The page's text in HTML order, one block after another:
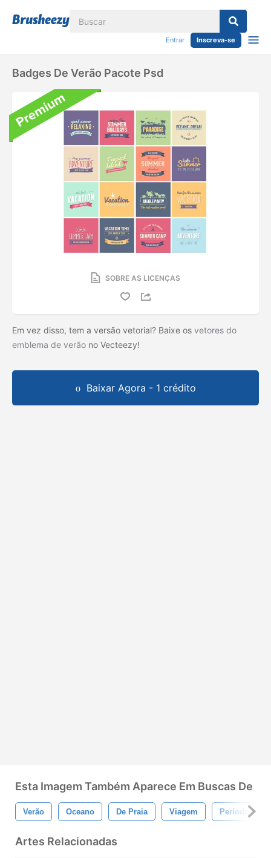
Entrar Inscreva-se
Badges De Verão Pacote Psd
SOBRE AS LICENÇAS
Em vez disso, tem a versão vetorial? Baixe os vetores do
emblema de verão no Vecteezy!
Baixar Agora - 1 crédito
Esta Imagem Também Aparece Em Buscas De
Verão Oceano De Praia Viagem Período De
Artes Relacionadas